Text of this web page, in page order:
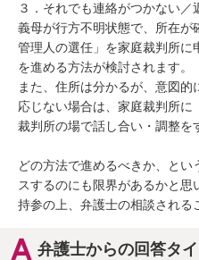
３．それでも連絡がつかない／
義母が行方不明状態で、所在
管理人の選任」を家庭裁判所
を進める方法が検討されます。
また、住所は分かるが、意図
応じない場合は、家庭裁判所に
裁判所の場で話し合い・調整を
どの方法で進めるべきか、と
スするのにも限界があるかと
持参の上、弁護士の相談される
弁護士からの回答タ